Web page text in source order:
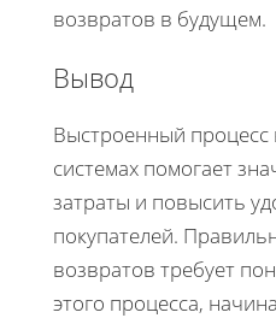
возвратов в будущем.
Вывод
Выстроенный процесс
системах помогает
затраты и повысить
покупателей.
возвратов требует
этого процесса,